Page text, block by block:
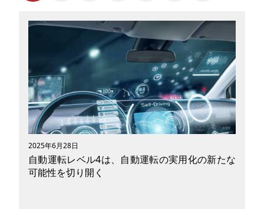
2025年6月28日
自動運転レベル4は、自動運転の実用化の新たな
可能性を切り開く